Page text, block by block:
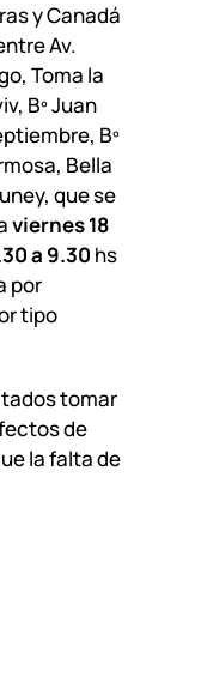
y Canadá
Av.
Toma la
Bº Juan
Bº
Bella
que se
viernes 18
a 9.30 hs
por
tipo
tomar
de
la falta de